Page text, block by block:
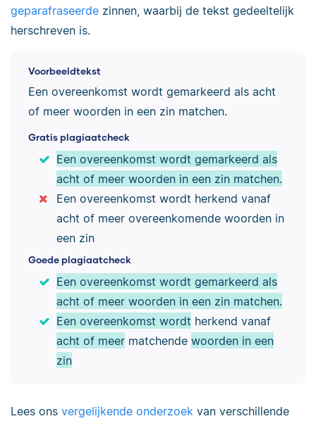
geparafraseerde zinnen, waarbij de tekst gedeeltelijk
herschreven is.
Voorbeeldtekst
Een overeenkomst wordt gemarkeerd als acht
of meer woorden in een zin matchen.
Gratis plagiaatcheck
Een overeenkomst wordt gemarkeerd als
acht of meer woorden in een zin matchen.
Een overeenkomst wordt herkend vanaf
acht of meer overeenkomende woorden in
een zin
Goede plagiaatcheck
Een overeenkomst wordt gemarkeerd als
acht of meer woorden in een zin matchen.
Een overeenkomst wordt herkend vanaf
acht of meermatchende woorden in een
zin
Lees ons vergelijkende onderzoek van verschillende